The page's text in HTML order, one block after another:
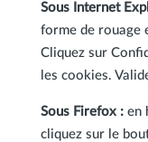
Sous Internet
forme de rouage
Cliquez sur
les cookies.
Sous Firefox :en
cliquez sur le